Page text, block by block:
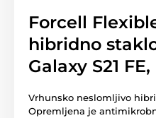
Forcell
hibridno
Galaxy S21
Vrhunsko neslomljivo
Opremljena je